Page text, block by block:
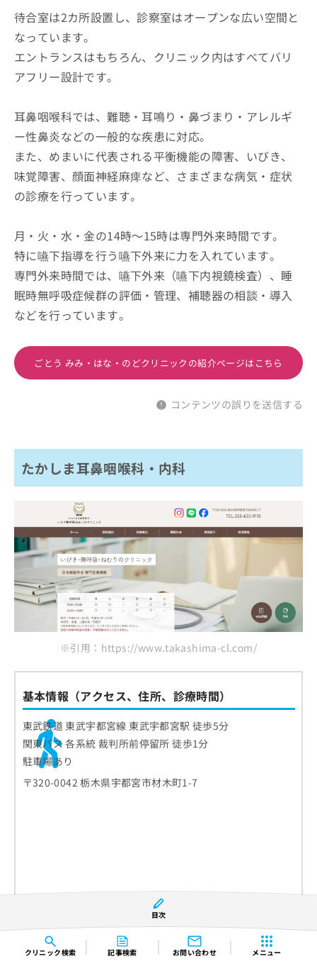
クリニック検索 記事検索 お問い合わせ メニュー
待合室は2カ所設置し、診察室はオープンな広い空間と
なっています。
エントランスはもちろん、クリニック内はすべてバリ
アフリー設計です。
耳鼻咽喉科では、難聴・耳鳴り・鼻づまり・アレルギ
ー性鼻炎などの一般的な疾患に対応。
また、めまいに代表される平衡機能の障害、いびき、
味覚障害、顔面神経麻痺など、さまざまな病気・症状
の診療を行っています。
月・火・水・金の14時～15時は専門外来時間です。
特に嚥下指導を行う嚥下外来に力を入れています。
専門外来時間では、嚥下外来（嚥下内視鏡検査）、睡
眠時無呼吸症候群の評価・管理、補聴器の相談・導入
などを行っています。
ごとう みみ・はな・のどクリニックの紹介ページはこちら
コンテンツの誤りを送信する
たかしま耳鼻咽喉科・内科
※引用：https://www.takashima-cl.com/
基本情報（アクセス、住所、診療時間）
東武鉄道 東武宇都宮線 東武宇都宮駅 徒歩5分
関東バス 各系統 裁判所前停留所 徒歩1分
駐車場あり
〒320-0042 栃木県宇都宮市材木町1-7
目次